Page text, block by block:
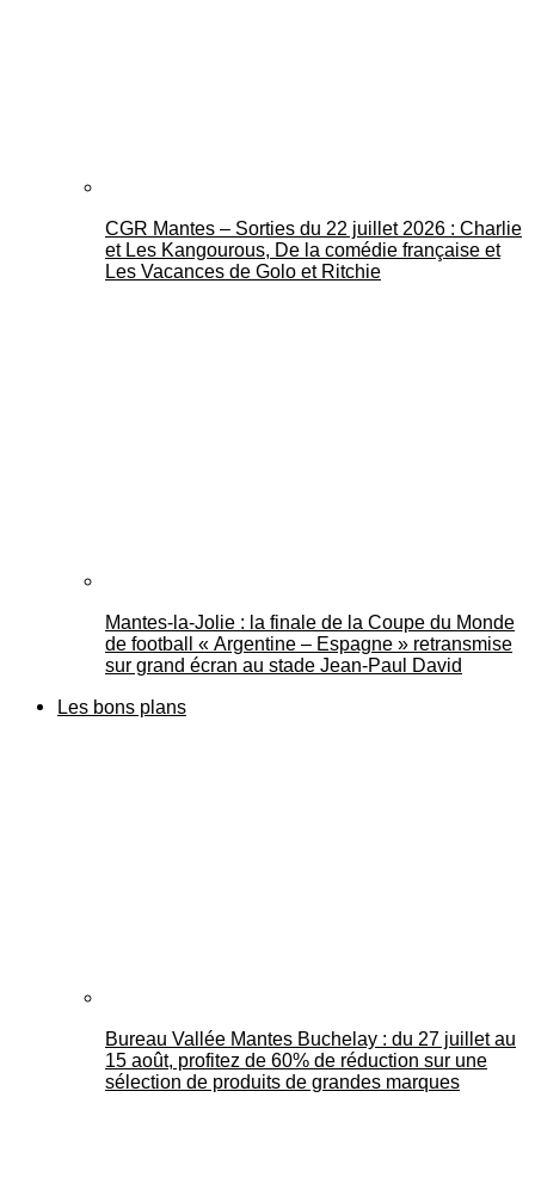
CGR Mantes – Sorties du 22 juillet 2026 : Charlie
et Les Kangourous, De la comédie française et
Les Vacances de Golo et Ritchie
Mantes-la-Jolie : la finale de la Coupe du Monde
de football « Argentine – Espagne » retransmise
sur grand écran au stade Jean-Paul David
Les bons plans
Bureau Vallée Mantes Buchelay : du 27 juillet au
15 août, profitez de 60% de réduction sur une
sélection de produits de grandes marques